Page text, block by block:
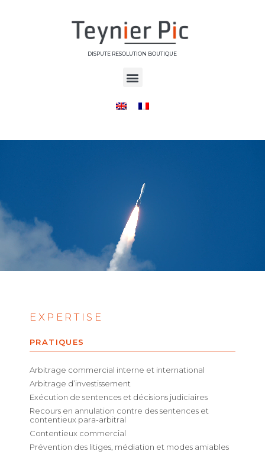
DISPUTE RESOLUTION BOUTIQUE
EXPERTISE
PRATIQUES
Arbitrage commercial interne et international
Arbitrage d’investissement
Exécution de sentences et décisions judiciaires
Recours en annulation contre des sentences et
contentieux para-arbitral
Contentieux commercial
Prévention des litiges, médiation et modes amiables